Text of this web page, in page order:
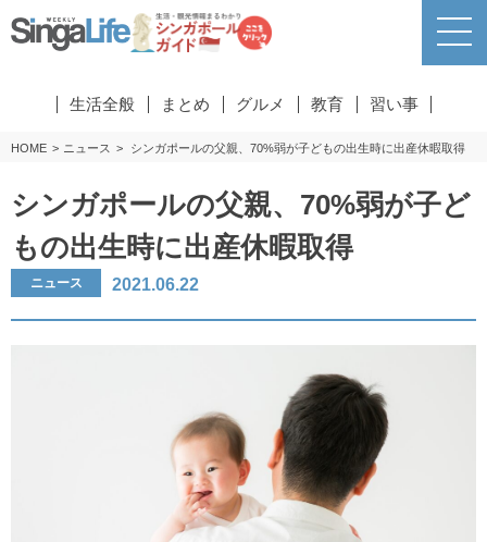
生活全般 まとめ グルメ 教育 習い事
HOME ニュース シンガポールの父親、70%弱が子どもの出生時に出産休暇取得
シンガポールの父親、70%弱が子ど
もの出生時に出産休暇取得
ニュース 2021.06.22